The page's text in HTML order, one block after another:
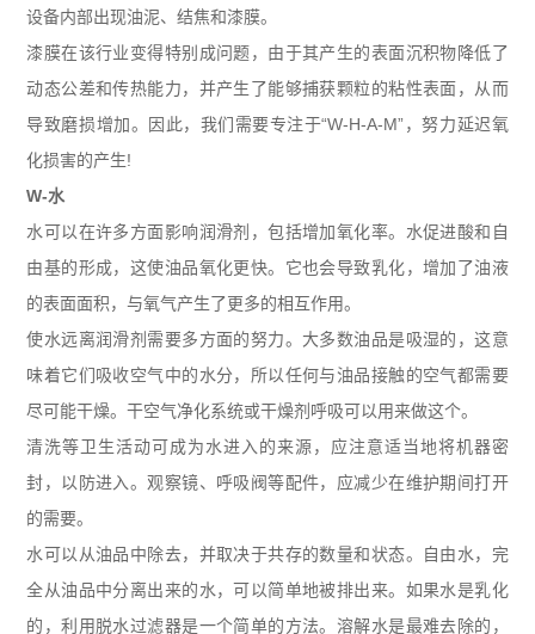
设备内部出现油泥、结焦和漆膜。
漆膜在该行业变得特别成问题，由于其产生的表面沉积物降低了
动态公差和传热能力，并产生了能够捕获颗粒的粘性表面，从而
导致磨损增加。因此，我们需要专注于“W-H-A-M”，努力延迟氧
化损害的产生!
W-水
水可以在许多方面影响润滑剂，包括增加氧化率。水促进酸和自
由基的形成，这使油品氧化更快。它也会导致乳化，增加了油液
的表面面积，与氧气产生了更多的相互作用。
使水远离润滑剂需要多方面的努力。大多数油品是吸湿的，这意
味着它们吸收空气中的水分，所以任何与油品接触的空气都需要
尽可能干燥。干空气净化系统或干燥剂呼吸可以用来做这个。
清洗等卫生活动可成为水进入的来源，应注意适当地将机器密
封，以防进入。观察镜、呼吸阀等配件，应减少在维护期间打开
的需要。
水可以从油品中除去，并取决于共存的数量和状态。自由水，完
全从油品中分离出来的水，可以简单地被排出来。如果水是乳化
的，利用脱水过滤器是一个简单的方法。溶解水是最难去除的，